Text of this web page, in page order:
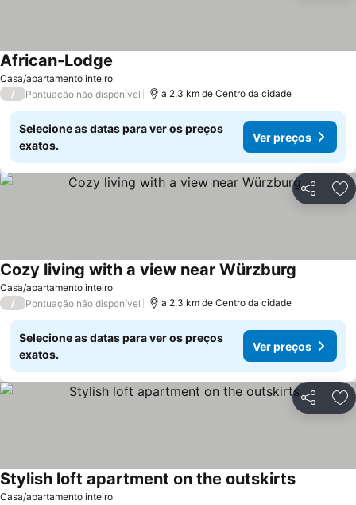
Casa/apartamento inteiro
African-Lodge
/ Pontuação não disponível a 2.3 km de Centro da cidade
Selecione as datas para ver os preços
exatos.
Ver preços
Partilhar
Casa/apartamento inteiro
Cozy living with a view near Würzburg
/ Pontuação não disponível a 2.3 km de Centro da cidade
Selecione as datas para ver os preços
exatos.
Ver preços
Partilhar
Casa/apartamento inteiro
Stylish loft apartment on the outskirts